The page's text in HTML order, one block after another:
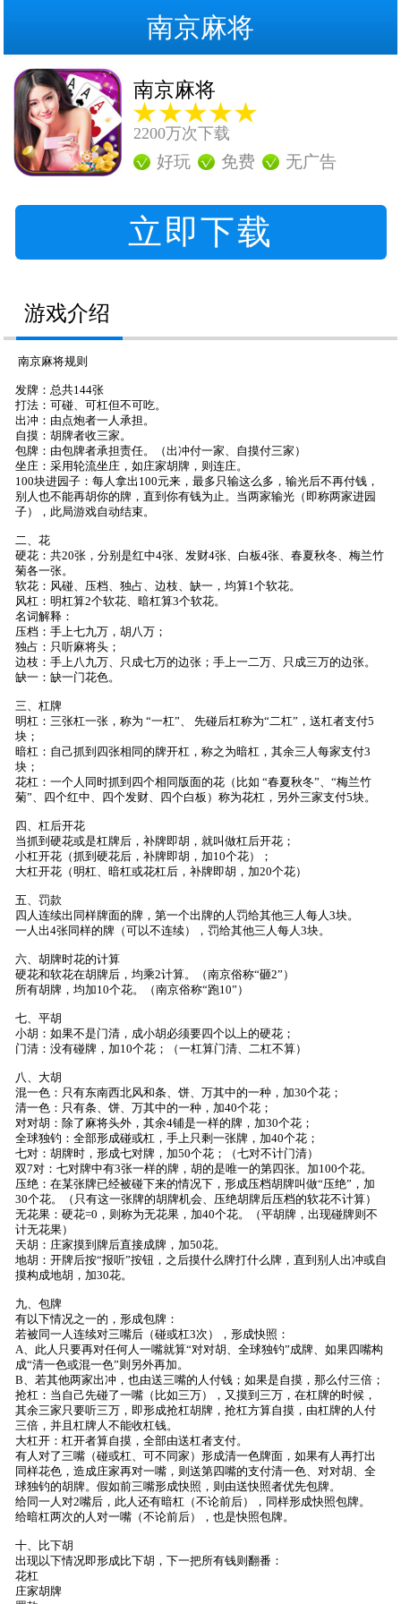
南京麻将
南京麻将
2200万次下载
好玩 免费 无广告
立即下载
游戏介绍
南京麻将规则
发牌：总共144张
打法：可碰、可杠但不可吃。
出冲：由点炮者一人承担。
自摸：胡牌者收三家。
包牌：由包牌者承担责任。（出冲付一家、自摸付三家）
坐庄：采用轮流坐庄，如庄家胡牌，则连庄。
100块进园子：每人拿出100元来，最多只输这么多，输光后不再付钱，
别人也不能再胡你的牌，直到你有钱为止。当两家输光（即称两家进园
子），此局游戏自动结束。
二、花
硬花：共20张，分别是红中4张、发财4张、白板4张、春夏秋冬、梅兰竹
菊各一张。
软花：风碰、压档、独占、边枝、缺一，均算1个软花。
风杠：明杠算2个软花、暗杠算3个软花。
名词解释：
压档：手上七九万，胡八万；
独占：只听麻将头；
边枝：手上八九万、只成七万的边张；手上一二万、只成三万的边张。
缺一：缺一门花色。
三、杠牌
明杠：三张杠一张，称为 “一杠”、 先碰后杠称为“二杠”，送杠者支付5
块；
暗杠：自己抓到四张相同的牌开杠，称之为暗杠，其余三人每家支付3
块；
花杠：一个人同时抓到四个相同版面的花（比如 “春夏秋冬”、“梅兰竹
菊”、四个红中、四个发财、四个白板）称为花杠，另外三家支付5块。
四、杠后开花
当抓到硬花或是杠牌后，补牌即胡，就叫做杠后开花；
小杠开花（抓到硬花后，补牌即胡，加10个花）；
大杠开花（明杠、暗杠或花杠后，补牌即胡，加20个花）
五、罚款
四人连续出同样牌面的牌，第一个出牌的人罚给其他三人每人3块。
一人出4张同样的牌（可以不连续），罚给其他三人每人3块。
六、胡牌时花的计算
硬花和软花在胡牌后，均乘2计算。（南京俗称“砸2”）
所有胡牌，均加10个花。（南京俗称“跑10”）
七、平胡
小胡：如果不是门清，成小胡必须要四个以上的硬花；
门清：没有碰牌，加10个花；（一杠算门清、二杠不算）
八、大胡
混一色：只有东南西北风和条、饼、万其中的一种，加30个花；
清一色：只有条、饼、万其中的一种，加40个花；
对对胡：除了麻将头外，其余4铺是一样的牌，加30个花；
全球独钓：全部形成碰或杠，手上只剩一张牌，加40个花；
七对：胡牌时，形成七对牌，加50个花；（七对不计门清）
双7对：七对牌中有3张一样的牌，胡的是唯一的第四张。加100个花。
压绝：在某张牌已经被碰下来的情况下，形成压档胡牌叫做“压绝”，加
30个花。（只有这一张牌的胡牌机会、压绝胡牌后压档的软花不计算）
无花果：硬花=0，则称为无花果，加40个花。（平胡牌，出现碰牌则不
计无花果）
天胡：庄家摸到牌后直接成牌，加50花。
地胡：开牌后按“报听”按钮，之后摸什么牌打什么牌，直到别人出冲或自
摸构成地胡，加30花。
九、包牌
有以下情况之一的，形成包牌：
若被同一人连续对三嘴后（碰或杠3次），形成快照：
A、此人只要再对任何人一嘴就算“对对胡、全球独钓”成牌、如果四嘴构
成“清一色或混一色”则另外再加。
B、若其他两家出冲，也由送三嘴的人付钱；如果是自摸，那么付三倍；
抢杠：当自己先碰了一嘴（比如三万），又摸到三万，在杠牌的时候，
其余三家只要听三万，即形成抢杠胡牌，抢杠方算自摸，由杠牌的人付
三倍，并且杠牌人不能收杠钱。
大杠开：杠开者算自摸，全部由送杠者支付。
有人对了三嘴（碰或杠、可不同家）形成清一色牌面，如果有人再打出
同样花色，造成庄家再对一嘴，则送第四嘴的支付清一色、对对胡、全
球独钓的胡牌。假如前三嘴形成快照，则由送快照者优先包牌。
给同一人对2嘴后，此人还有暗杠（不论前后），同样形成快照包牌。
给暗杠两次的人对一嘴（不论前后），也是快照包牌。
十、比下胡
出现以下情况即形成比下胡，下一把所有钱则翻番：
花杠
庄家胡牌